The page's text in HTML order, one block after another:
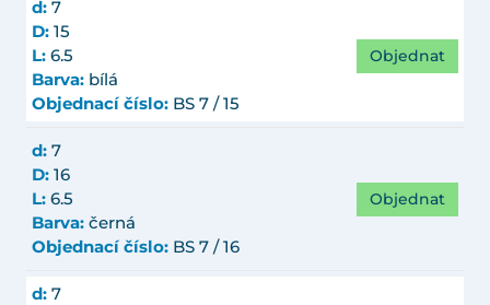
d: 7
D: 15
L: 6.5
Barva: bílá
Objednací číslo: BS 7 / 15
Objednat
d: 7
D: 16
L: 6.5
Barva: černá
Objednací číslo: BS 7 / 16
Objednat
d: 7